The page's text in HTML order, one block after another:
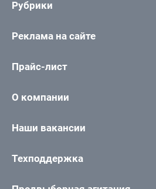
Рубрики
Реклама на сайте
Прайс-лист
О компании
Наши вакансии
Техподдержка